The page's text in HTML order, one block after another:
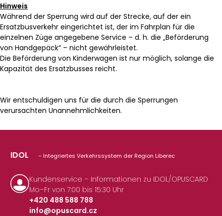
Hinweis
Während der Sperrung wird auf der Strecke, auf der ein
Ersatzbusverkehr eingerichtet ist, der im Fahrplan für die
einzelnen Züge angegebene Service – d. h. die „Beförderung
von Handgepäck“ – nicht gewährleistet.
Die Beförderung von Kinderwagen ist nur möglich, solange die
Kapazität des Ersatzbusses reicht.
Wir entschuldigen uns für die durch die Sperrungen
verursachten Unannehmlichkeiten.
IDOL – Integriertes Verkehrssystem der Region Liberec
Kundenservice – Informationen zu IDOL/OPUSCARD
Mo–Fr von 7:00 bis 15:30 Uhr
+420 488 588 788
|
info@opuscard.cz